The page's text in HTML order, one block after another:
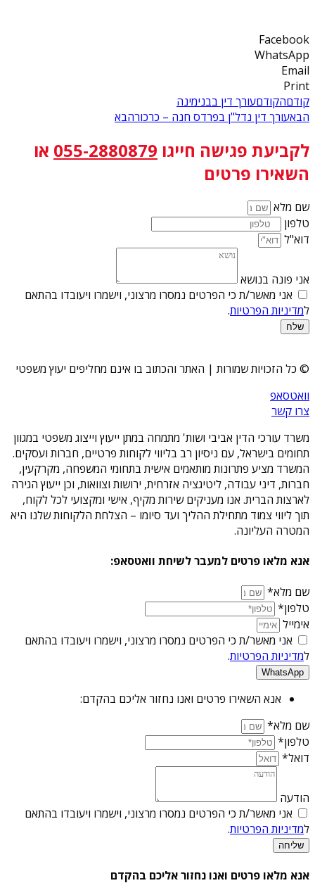
Facebook
WhatsApp
Email
Print
קודםהקודםעורך דין בבנימינה
הבאעורך דין נדל"ן בפרדס חנה – כרכורהבא
לקביעת פגישה חייגו 055-2880879 או
השאירו פרטים
שם מלא
טלפון
דוא"ל
אני פונה בנושא
אני מאשר/ת כי הפרטים נמסרו מרצוני, וישמרו ויעובדו בהתאם
למדיניות הפרטיות.
שלח
© כל הזכויות שמורות | האתר והכתוב בו אינם מחליפים יעוץ משפטי
וואטסאפ
צרו קשר
משרד עורכי הדין אביבי ושות' מתמחה במתן ייעוץ וייצוג משפטי במגוון
תחומים בישראל, עם ניסיון רב בליווי לקוחות פרטיים, חברות ועסקים.
המשרד מציע פתרונות מותאמים אישית בתחומי המשפחה, מקרקעין,
חברות, דיני עבודה, ליטיגציה אזרחית, ירושות וצוואות, וכן ייעוץ הגירה
לארצות הברית. אנו מעניקים שירות מקיף, אישי ומקצועי לכל לקוח,
תוך ליווי צמוד מתחילת ההליך ועד סיומו – הצלחת הלקוחות שלנו היא
המטרה העליונה.
אנא מלאו פרטים למעבר לשיחת וואטסאפ:
שם מלא*
טלפון*
אימייל
אני מאשר/ת כי הפרטים נמסרו מרצוני, וישמרו ויעובדו בהתאם
למדיניות הפרטיות.
WhatsApp
אנא השאירו פרטים ואנו נחזור אליכם בהקדם:
שם מלא*
טלפון*
דואל*
הודעה
אני מאשר/ת כי הפרטים נמסרו מרצוני, וישמרו ויעובדו בהתאם
למדיניות הפרטיות.
שליחה
אנא מלאו פרטים ואנו נחזור אליכם בהקדם